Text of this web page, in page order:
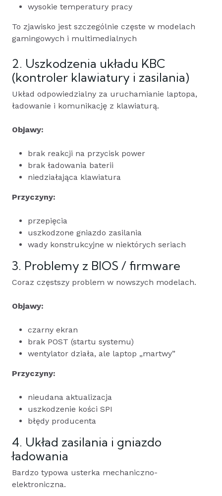
wysokie temperatury pracy
To zjawisko jest szczególnie częste w modelach
gamingowych i multimedialnych
2. Uszkodzenia układu KBC
(kontroler klawiatury i zasilania)
Układ odpowiedzialny za uruchamianie laptopa,
ładowanie i komunikację z klawiaturą.
Objawy:
brak reakcji na przycisk power
brak ładowania baterii
niedziałająca klawiatura
Przyczyny:
przepięcia
uszkodzone gniazdo zasilania
wady konstrukcyjne w niektórych seriach
3. Problemy z BIOS / firmware
Coraz częstszy problem w nowszych modelach.
Objawy:
czarny ekran
brak POST (startu systemu)
wentylator działa, ale laptop „martwy”
Przyczyny:
nieudana aktualizacja
uszkodzenie kości SPI
błędy producenta
4. Układ zasilania i gniazdo
ładowania
Bardzo typowa usterka mechaniczno-
elektroniczna.